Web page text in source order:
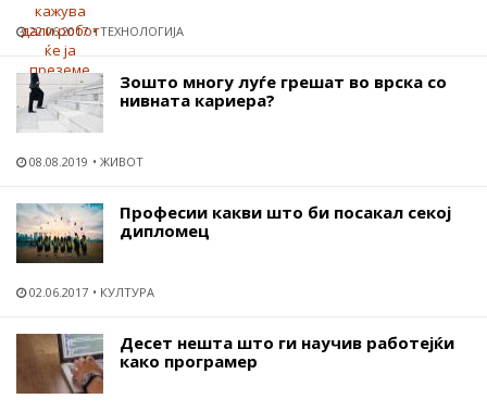
22.06.2017 ТЕХНОЛОГИЈА
Зошто многу луѓе грешат во врска со
нивната кариера?
08.08.2019 ЖИВОТ
Професии какви што би посакал секој
дипломец
02.06.2017 КУЛТУРА
Десет нешта што ги научив работејќи
како програмер